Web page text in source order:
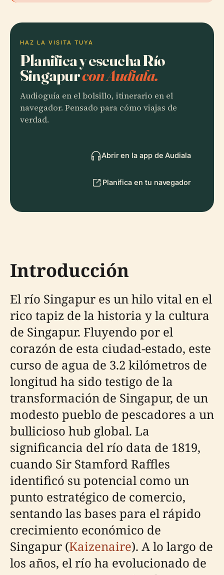
HAZ LA VISITA TUYA
Planifica y escucha Río
Singapurcon Audiala.
Audioguía en el bolsillo, itinerario en el
navegador. Pensado para cómo viajas de
verdad.
Abrir en la app de Audiala
Planifica en tu navegador
Introducción
El río Singapur es un hilo vital en el
rico tapiz de la historia y la cultura
de Singapur. Fluyendo por el
corazón de esta ciudad-estado, este
curso de agua de 3.2 kilómetros de
longitud ha sido testigo de la
transformación de Singapur, de un
modesto pueblo de pescadores a un
bullicioso hub global. La
significancia del río data de 1819,
cuando Sir Stamford Raffles
identificó su potencial como un
punto estratégico de comercio,
sentando las bases para el rápido
crecimiento económico de
Singapur (Kaizenaire). A lo largo de
los años, el río ha evolucionado de